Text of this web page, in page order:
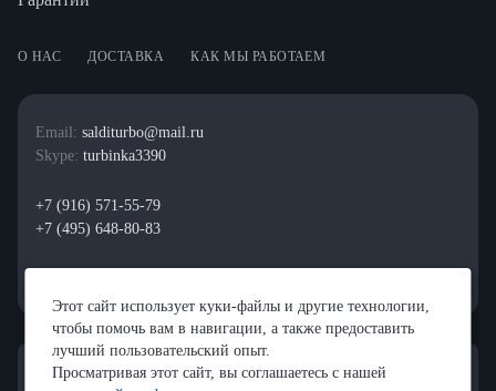
О НАС ДОСТАВКА КАК МЫ РАБОТАЕМ
Email: salditurbo@mail.ru
Skype: turbinka3390
+7 (916) 571-55-79
+7 (495) 648-80-83
Этот сайт использует куки-файлы и другие технологии,
чтобы помочь вам в навигации, а также предоставить
лучший пользовательский опыт.
Просматривая этот сайт, вы соглашаетесь с нашей